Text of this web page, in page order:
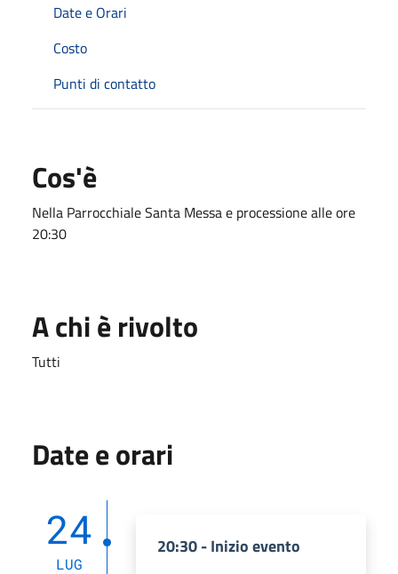
Date e Orari
Costo
Punti di contatto
Cos'è
Nella Parrocchiale Santa Messa e processione alle ore
20:30
A chi è rivolto
Tutti
Date e orari
24
LUG
20:30 - Inizio evento